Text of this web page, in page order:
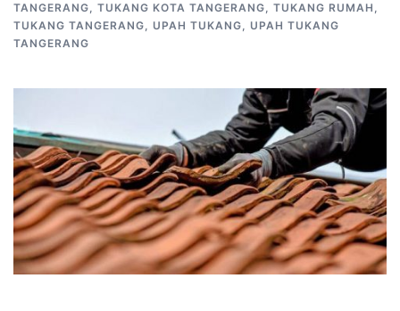
TANGERANG, TUKANG KOTA TANGERANG, TUKANG RUMAH ,
TUKANG TANGERANG, UPAH TUKANG, UPAH TUKANG
TANGERANG